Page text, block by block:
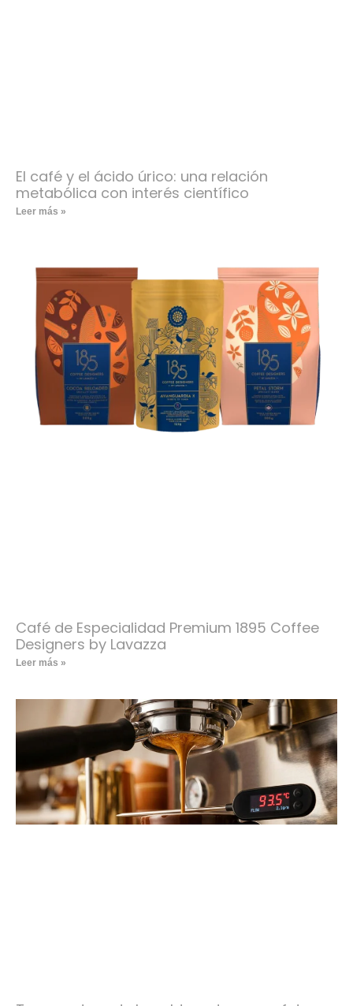
El café y el ácido úrico: una relación
metabólica con interés científico
Leer más »
Café de Especialidad Premium 1895 Coffee
Designers by Lavazza
Leer más »